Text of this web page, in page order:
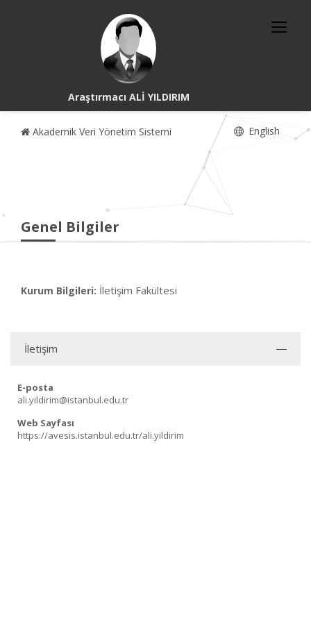
Araştırmacı ALİ YILDIRIM
Akademik Veri Yönetim Sistemi English
Genel Bilgiler
Kurum Bilgileri: İletişim Fakültesi
İletişim
E-posta
ali.yildirim@istanbul.edu.tr
Web Sayfası
https://avesis.istanbul.edu.tr/ali.yildirim